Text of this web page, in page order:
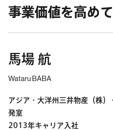
事業価値を高め
馬場 航
Wataru BABA
アジア・大洋州三井物産（株）
発室
2013年キャリア入社